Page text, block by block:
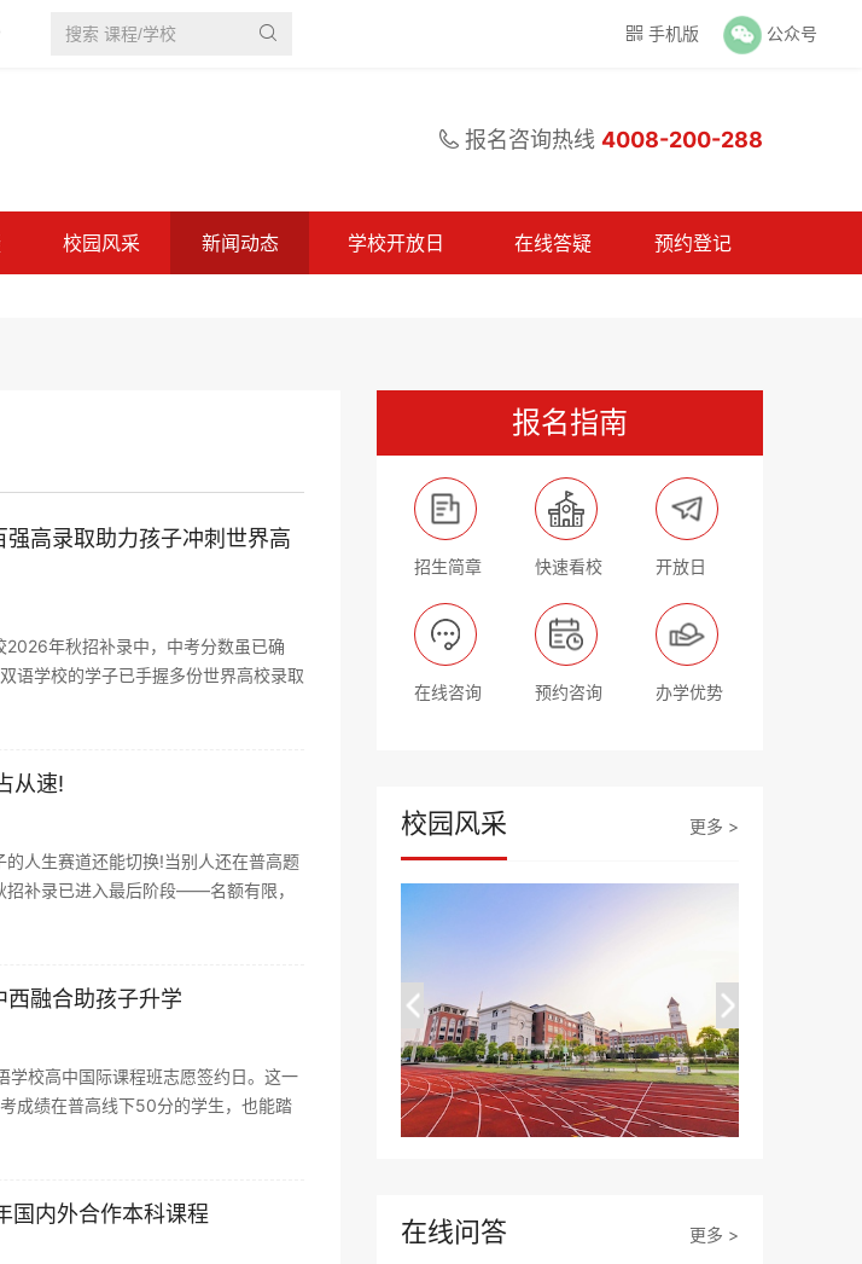
  手机版 公众号
 报名咨询热线 4008-200-288
校园风采 新闻动态 学校开放日 在线答疑 预约登记
高录取助力孩子冲刺世界高
2026年秋招补录中，中考分数虽已确
语学校的学子已手握多份世界高校录取
从速!
人生赛道还能切换!当别人还在普高题
招补录已进入最后阶段——名额有限，
融合助孩子升学
学校高中国际课程班志愿签约日。这一
成绩在普高线下50分的学生，也能踏
国内外合作本科课程
报名指南
招生简章 快速看校 开放日
在线咨询 预约咨询 办学优势
校园风采 更多 >
在线问答 更多 >